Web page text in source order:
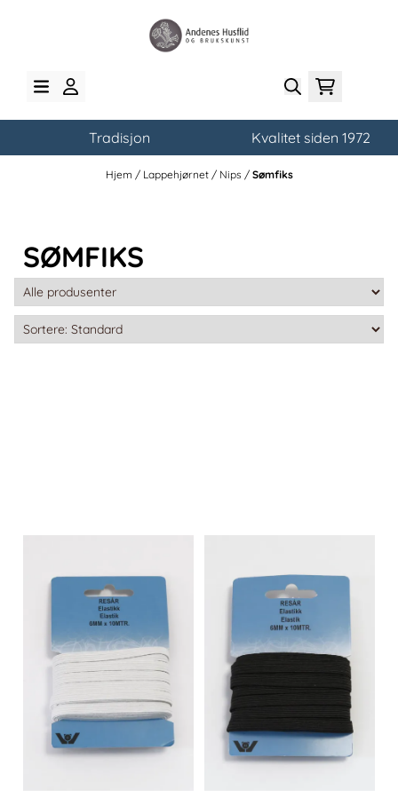
Tradisjon Kvalitet siden 1972
Hjem / Lappehjørnet / Nips / Sømfiks
SØMFIKS